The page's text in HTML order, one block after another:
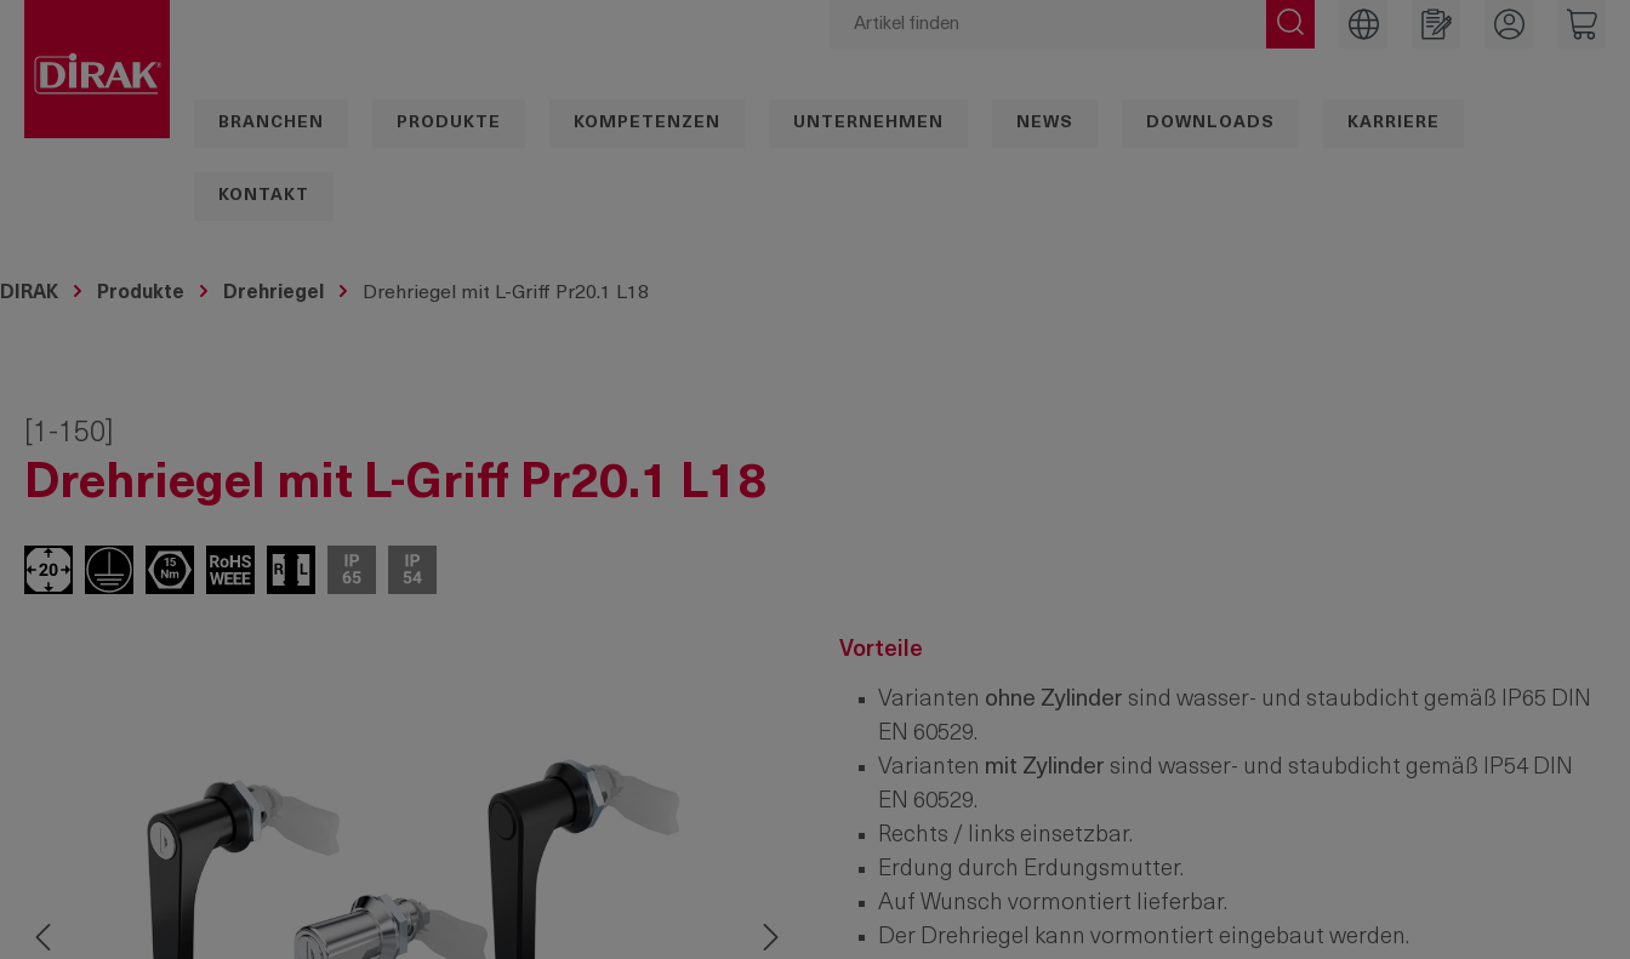
BRANCHEN PRODUKTE KOMPETENZEN UNTERNEHMEN NEWS DOWNLOADS KARRIERE
KONTAKT
DIRAK Produkte Drehriegel Drehriegel mit L-Griff Pr20.1 L18
[1-150]
Drehriegel mit L-Griff Pr20.1 L18
Vorteile
Varianten ohne Zylinder sind wasser- und staubdicht gemäß IP65 DIN
EN 60529.
Varianten mit Zylinder sind wasser- und staubdicht gemäß IP54 DIN
EN 60529.
Rechts / links einsetzbar.
Erdung durch Erdungsmutter.
Auf Wunsch vormontiert lieferbar.
Der Drehriegel kann vormontiert eingebaut werden.